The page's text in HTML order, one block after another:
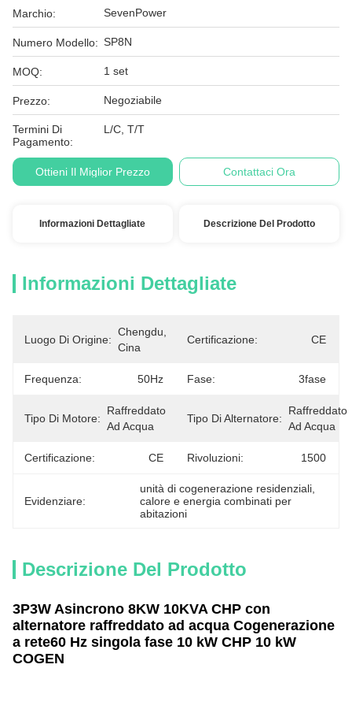
Marchio: SevenPower
Numero Modello: SP8N
MOQ: 1 set
Prezzo: Negoziabile
Termini Di
Pagamento:
L/C, T/T
Ottieni Il Miglior Prezzo Contattaci Ora
Informazioni Dettagliate Descrizione Del Prodotto
Informazioni Dettagliate
Luogo Di Origine:
Chengdu,
Cina
Certificazione: CE
Frequenza: 50Hz Fase: 3fase
Tipo Di Motore:
Raffreddato
Ad Acqua
Tipo Di Alternatore:
Raffreddato
Ad Acqua
Certificazione: CE Rivoluzioni: 1500
Evidenziare:
unità di cogenerazione residenziali
calore e energia combinati per
abitazioni
Descrizione Del Prodotto
3P3W Asincrono 8KW 10KVA CHP con
alternatore raffreddato ad acqua Cogenerazione
a rete60 Hz singola fase 10 kW CHP 10 kW
COGEN